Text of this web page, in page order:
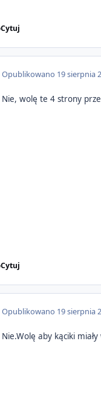
Cytuj
Opublikowano 19 sierpnia
Nie, wolę te 4 strony
Cytuj
Opublikowano 19 sierpnia
Nie.Wolę aby kąciki